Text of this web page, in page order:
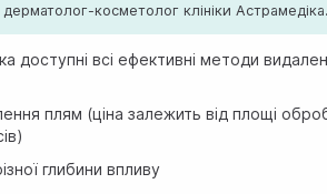
дерматолог-косметолог клініки
доступні всі ефективні методи
плям (ціна залежить від площі
глибини впливу